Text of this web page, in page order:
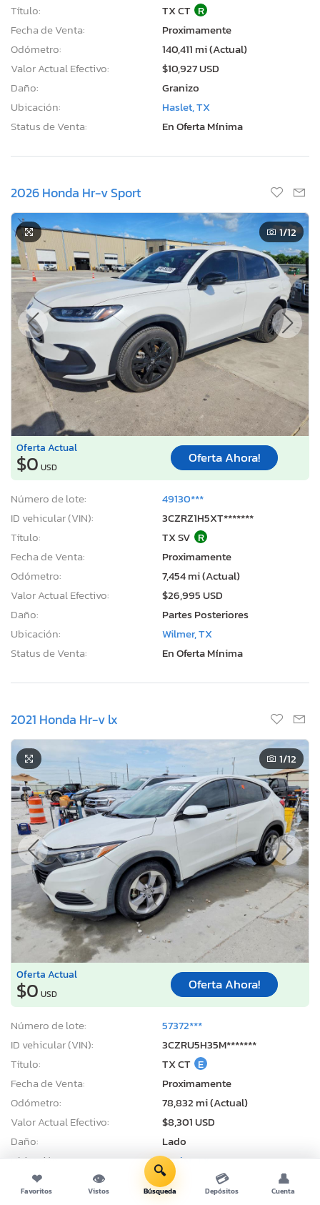
Título:
TX CT R
Fecha de Venta:
Proximamente
Odómetro:
140,411 mi (Actual)
Valor Actual Efectivo:
$10,927 USD
Daño:
Granizo
Ubicación:
Haslet, TX
Status de Venta:
En Oferta Mínima
2026 Honda Hr-v Sport
1/12
Oferta Actual
$0 USD
Oferta Ahora!
Número de lote:
49130***
ID vehicular (VIN):
3CZRZ1H5XT*******
Título:
TX SV R
Fecha de Venta:
Proximamente
Odómetro:
7,454 mi (Actual)
Valor Actual Efectivo:
$26,995 USD
Daño:
Partes Posteriores
Ubicación:
Wilmer, TX
Status de Venta:
En Oferta Mínima
2021 Honda Hr-v lx
1/12
Oferta Actual
$0 USD
Oferta Ahora!
Número de lote:
57372***
ID vehicular (VIN):
3CZRU5H35M*******
Título:
TX CT E
Fecha de Venta:
Proximamente
Odómetro:
78,832 mi (Actual)
Valor Actual Efectivo:
$8,301 USD
Daño:
Lado
Ubicación:
Haslet, TX
Status de Venta:
En Oferta Mínima
❤
Favoritos
👁
Vistos
🔍
Búsqueda
💳
Depósitos
👤
Cuenta